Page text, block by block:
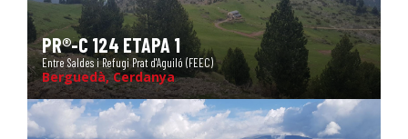
PR®-C 124 ETAPA 1
Entre Saldes i Refugi Prat d'Aguiló (FEEC)
Berguedà, Cerdanya